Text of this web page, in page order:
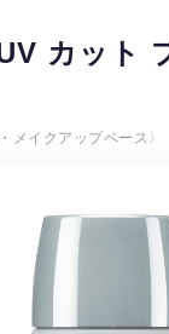
カット
メイクアップベース〉